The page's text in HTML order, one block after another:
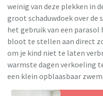
weinig van deze plekken in
groot schaduwdoek over de
het gebruik van een
bloot te stellen aan direct
om je kind niet te laten
warmste dagen verkoeling
een klein opblaasbaar